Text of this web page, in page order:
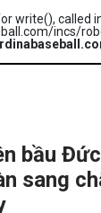
write(), called
incs/
bầu
sang